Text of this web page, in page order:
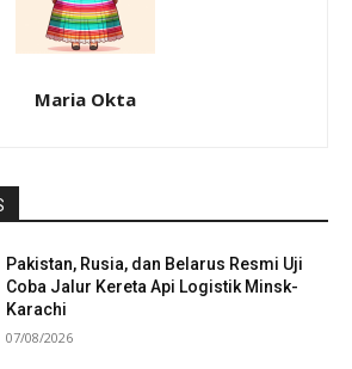
Maria Okta
Pakistan, Rusia, dan Belarus Resmi Uji
Coba Jalur Kereta Api Logistik Minsk-
Karachi
07/08/2026